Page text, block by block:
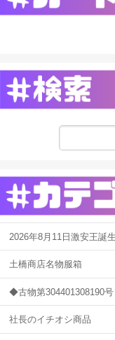
2026年8月11日激安王誕
土橋商店名物服箱
◆古物第304401308190
社長のイチオシ商品